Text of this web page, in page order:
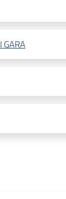
GARA